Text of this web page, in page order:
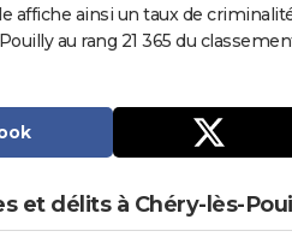
affiche ainsi un taux de
au rang 21 365 du
et délits à Chéry-lès-